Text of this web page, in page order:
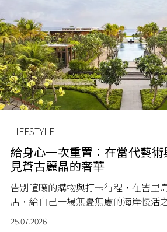
LIFESTYLE
給身心一次重置：在當代藝
見蒼古麗晶的奢華
告別喧嚷的購物與打卡行程，在峇里
店，給自己一場無憂無慮的海岸慢活
25.07.2026